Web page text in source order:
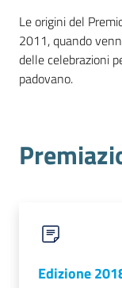
Contatti
tter
Stampa
Le origini del
2011, quando
delle celebrazioni
padovano.
Edizione